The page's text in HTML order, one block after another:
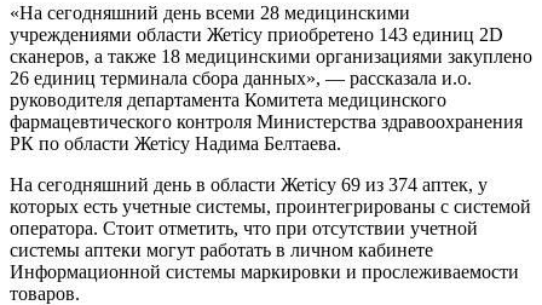
«На сегодняшний день всеми 28 медицинскими
учреждениями области Жетісу приобретено 143 единиц 2D
сканеров, а также 18 медицинскими организациями закуплено
26 единиц терминала сбора данных», — рассказала и.о.
руководителя департамента Комитета медицинского
фармацевтического контроля Министерства здравоохранения
РК по области Жетісу Надима Белтаева.
На сегодняшний день в области Жетісу 69 из 374 аптек, у
которых есть учетные системы, проинтегрированы с системой
оператора. Стоит отметить, что при отсутствии учетной
системы аптеки могут работать в личном кабинете
Информационной системы маркировки и прослеживаемости
товаров.